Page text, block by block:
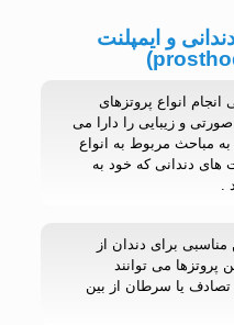
و ایمپلنت
انواع پروتزهای
و زیبایی را دارا می
مباحث مربوط به انواع
های دندانی که خود به
.
مناسبی برای دندان از
می توانند
یا سرطان از بین